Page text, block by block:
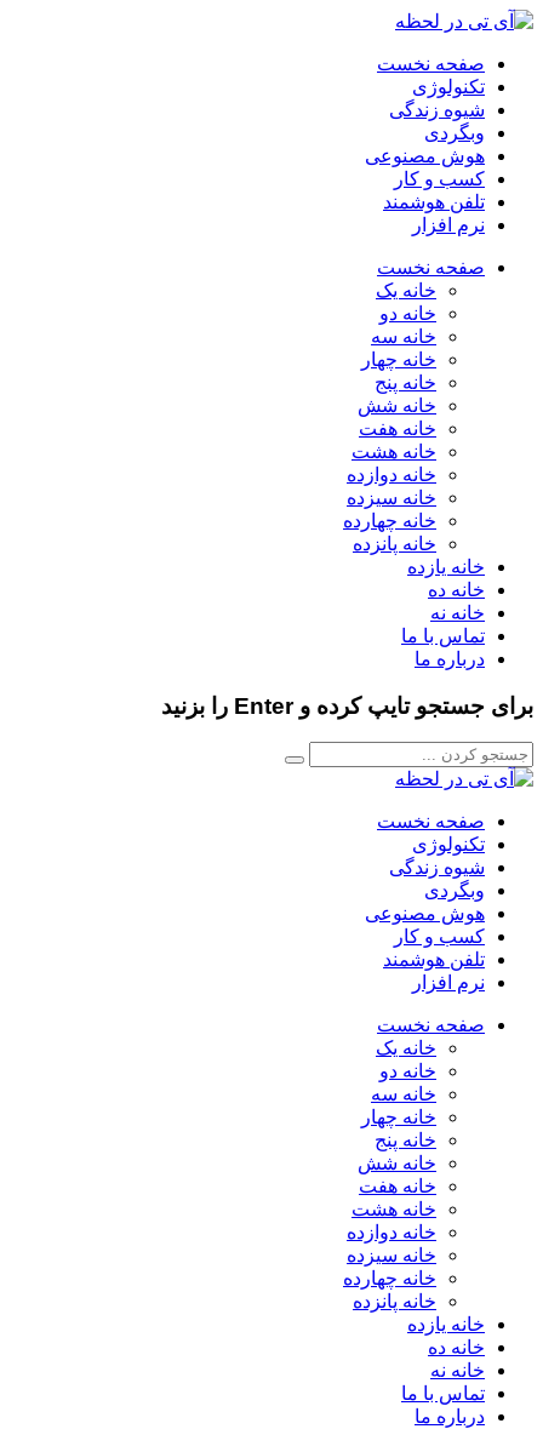
صفحه نخست
تکنولوژی
شیوه زندگی
وبگردی
هوش مصنوعی
کسب و کار
تلفن هوشمند
نرم افزار
صفحه نخست
خانه یک
خانه دو
خانه سه
خانه چهار
خانه پنج
خانه شش
خانه هفت
خانه هشت
خانه دوازده
خانه سیزده
خانه چهارده
خانه پانزده
خانه یازده
خانه ده
خانه نه
تماس با ما
درباره ما
برای جستجو تایپ کرده و Enter را بزنید
صفحه نخست
تکنولوژی
شیوه زندگی
وبگردی
هوش مصنوعی
کسب و کار
تلفن هوشمند
نرم افزار
صفحه نخست
خانه یک
خانه دو
خانه سه
خانه چهار
خانه پنج
خانه شش
خانه هفت
خانه هشت
خانه دوازده
خانه سیزده
خانه چهارده
خانه پانزده
خانه یازده
خانه ده
خانه نه
تماس با ما
درباره ما